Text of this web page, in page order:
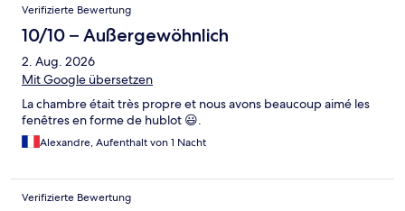
Verifizierte Bewertung
10/10 – Außergewöhnlich
2. Aug. 2026
Mit Google übersetzen
La chambre était très propre et nous avons beaucoup aimé les
fenêtres en forme de hublot 😃.
Alexandre, Aufenthalt von 1 Nacht
Verifizierte Bewertung